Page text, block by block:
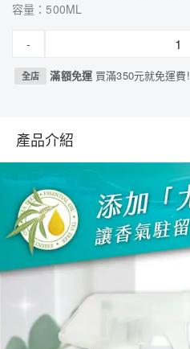
容量：500ML
-
全店 滿額免運 買滿350元就免運費!
產品介紹